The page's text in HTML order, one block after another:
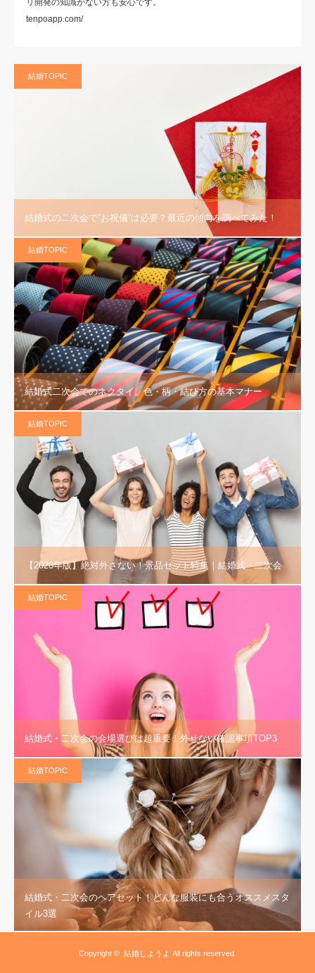
リ開発の知識がない方も安心です。
tenpoapp.com/
結婚TOPIC
結婚式の二次会で”お祝儀”は必要？最近の傾向を調べてみた！
結婚TOPIC
結婚式二次会でのネクタイ。色・柄・結び方の基本マナー
結婚TOPIC
【2020年版】絶対外さない！景品セット特集｜結婚式・二次会
結婚TOPIC
結婚式・二次会の会場選びは超重要！外せない確認事項TOP3
結婚TOPIC
結婚式・二次会のヘアセット！どんな服装にも合うオススメスタ
イル3選
Copyright © 結婚しようよ All rights reserved.